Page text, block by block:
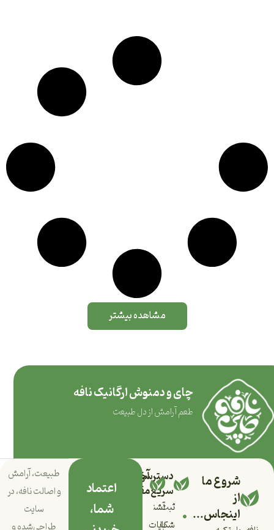
مشاهده بیشتر
چای و دمنوش ارگانیک نافه
طعم آرامش از دل طبیعت
شروع ما
از
اینجاس...
دسترسی
سریع
ثبت
شکایات
آخرین
مقالات
آشنایی
با
اعتماد
شما،
طبیعت، آرامش
و اصالت نافه، در
سایت